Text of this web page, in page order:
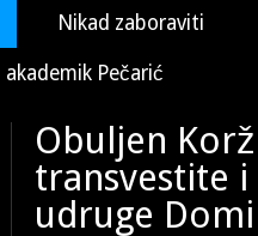
Nikad zaboraviti
akademik Pečarić
Obuljen
transvestite
udruge